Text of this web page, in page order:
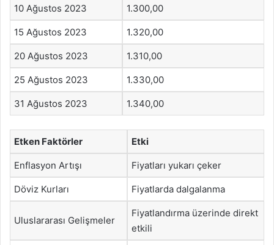
10 Ağustos 2023 1.300,00
15 Ağustos 2023 1.320,00
20 Ağustos 2023 1.310,00
25 Ağustos 2023 1.330,00
31 Ağustos 2023 1.340,00
Etken Faktörler Etki
Enflasyon Artışı Fiyatları yukarı çeker
Döviz Kurları Fiyatlarda dalgalanma
Uluslararası Gelişmeler
Fiyatlandırma üzerinde direkt
etkili